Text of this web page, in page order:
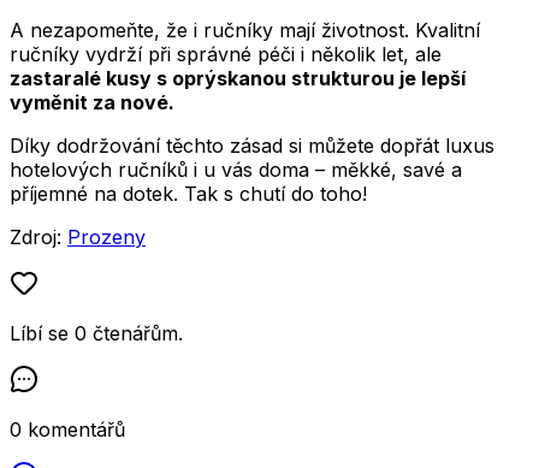
A nezapomeňte, že i ručníky mají životnost. Kvalitní
ručníky vydrží při správné péči i několik let, ale
zastaralé kusy s oprýskanou strukturou je lepší
vyměnit za nové.
Díky dodržování těchto zásad si můžete dopřát luxus
hotelových ručníků i u vás doma – měkké, savé a
příjemné na dotek. Tak s chutí do toho!
Zdroj: Prozeny
Líbí se 0 čtenářům.
0 komentářů